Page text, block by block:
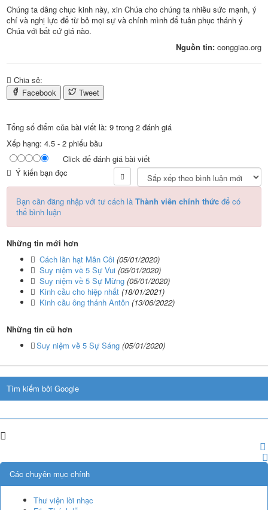
Chúng ta dâng chục kinh này, xin Chúa cho chúng ta nhiều sức mạnh, ý
chí và nghị lực để từ bỏ mọi sự và chính mình để tuân phục thánh ý
Chúa với bất cứ giá nào.
Nguồn tin: conggiao.org
Chia sẻ:
Facebook
Tweet
Tổng số điểm của bài viết là: 9 trong 2 đánh giá
Xếp hạng: 4.5 - 2 phiếu bầu
Click để đánh giá bài viết
Ý kiến bạn đọc
Bạn cần đăng nhập với tư cách là Thành viên chính thức để có
thể bình luận
Những tin mới hơn
Cách lần hạt Mân Côi (05/01/2020)
Suy niệm về 5 Sự Vui (05/01/2020)
Suy niệm về 5 Sự Mừng (05/01/2020)
Kinh cầu cho hiệp nhất (18/01/2021)
Kinh cầu ông thánh Antôn (13/06/2022)
Những tin cũ hơn
Suy niệm về 5 Sự Sáng (05/01/2020)
Tìm kiếm bởi Google
Các chuyên mục chính
Thư viện lời nhạc